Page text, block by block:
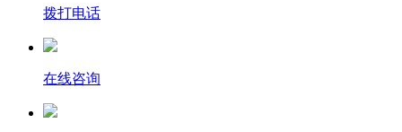
拨打电话
在线咨询